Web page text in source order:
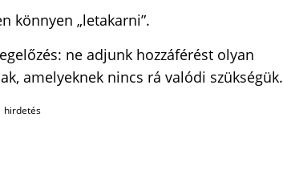
könnyen „letakarni”.
ne adjunk hozzáférést olyan
amelyeknek nincs rá valódi szükségük.
hirdetés